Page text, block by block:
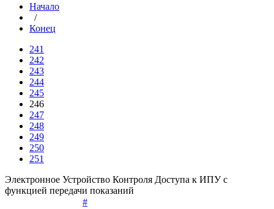
Начало
/
Конец
241
242
243
244
245
246
247
248
249
250
251
Электронное Устройство Контроля Доступа к ИПУ с
функцией передачи показаний
#